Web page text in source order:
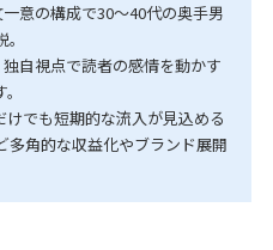
意の構成で30〜40代の奥手男
自視点で読者の感情を動かす
でも短期的な流入が見込める
多角的な収益化やブランド展開